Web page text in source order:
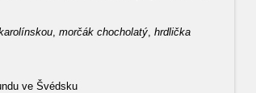
, morčák chocholatý, hrdlička
ve Švédsku